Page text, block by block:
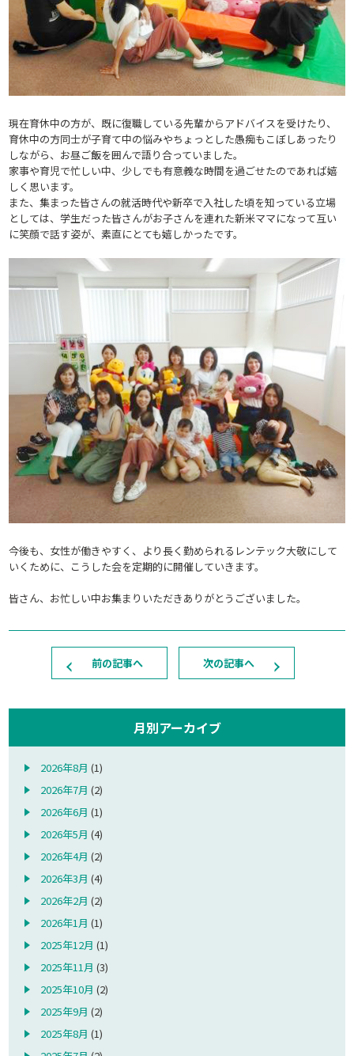
現在育休中の方が、既に復職している先輩からアドバイスを受けたり、
育休中の方同士が子育て中の悩みやちょっとした愚痴もこぼしあったり
しながら、お昼ご飯を囲んで語り合っていました。
家事や育児で忙しい中、少しでも有意義な時間を過ごせたのであれば嬉
しく思います。
また、集まった皆さんの就活時代や新卒で入社した頃を知っている立場
としては、学生だった皆さんがお子さんを連れた新米ママになって互い
に笑顔で話す姿が、素直にとても嬉しかったです。
今後も、女性が働きやすく、より長く勤められるレンテック大敬にして
いくために、こうした会を定期的に開催していきます。
皆さん、お忙しい中お集まりいただきありがとうございました。
前の記事へ 次の記事へ
月別アーカイブ
2026年8月 (1)
2026年7月 (2)
2026年6月 (1)
2026年5月 (4)
2026年4月 (2)
2026年3月 (4)
2026年2月 (2)
2026年1月 (1)
2025年12月 (1)
2025年11月 (3)
2025年10月 (2)
2025年9月 (2)
2025年8月 (1)